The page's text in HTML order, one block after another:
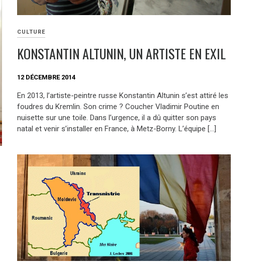
CULTURE
KONSTANTIN ALTUNIN, UN ARTISTE EN EXIL
12 DÉCEMBRE 2014
En 2013, l’artiste-peintre russe Konstantin Altunin s’est attiré les
foudres du Kremlin. Son crime ? Coucher Vladimir Poutine en
nuisette sur une toile. Dans l’urgence, il a dû quitter son pays
natal et venir s’installer en France, à Metz-Borny. L’équipe […]